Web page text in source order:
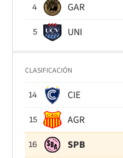
4 GAR
5 UNI
CLASIFICACIÓN
14 CIE
15 AGR
16 SPB